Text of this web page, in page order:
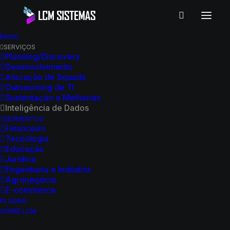
ÍNICIO
SERVIÇOS
Planning/Discovery
Desenvolvimento
Alocação de Squads
Outsourcing de TI
Sustentação e Melhorias
Inteligência de Dados
SEGMENTOS
Financeiro
Tecnologia
Educação
Jurídico
Engenharia e Indústria
Agronegócio
E-commerce
PLUGINS
SOBRE LCM
Transforme dados em
decisões estratégicas
Com uma infraestrutura de inteligência
de dados avançada e personalizada,
garantimos governança, precisão e
insights acionáveis para impulsionar a
eficiência do seu negócio.